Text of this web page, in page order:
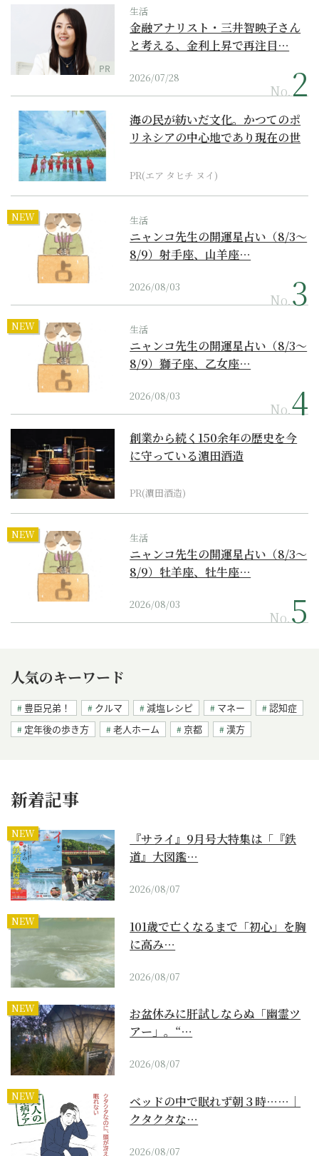
PR
生活
金融アナリスト・三井智映子さん
と考える、金利上昇で再注目…
2026/07/28
No.
海の民が紡いだ文化。かつてのポ
リネシアの中心地であり現在の世
PR(エア タヒチ ヌイ)
NEW 生活
ニャンコ先生の開運星占い（8/3～
8/9）射手座、山羊座…
2026/08/03
No.
NEW 生活
ニャンコ先生の開運星占い（8/3～
8/9）獅子座、乙女座…
2026/08/03
No.
創業から続く150余年の歴史を今
に守っている濵田酒造
PR(濵田酒造)
NEW 生活
ニャンコ先生の開運星占い（8/3～
8/9）牡羊座、牡牛座…
2026/08/03
No.
人気のキーワード
豊臣兄弟！ クルマ 減塩レシピ マネー
認知症
定年後の歩き方
老人ホーム 京都 漢方
新着記事
NEW
『サライ』9月号大特集は「『鉄
道』大図鑑…
2026/08/07
NEW
101歳で亡くなるまで「初心」を胸
に高み…
2026/08/07
NEW
お盆休みに肝試しならぬ「幽霊ツ
アー」。“…
2026/08/07
NEW
ベッドの中で眠れず朝３時……｜
クタクタな…
2026/08/07